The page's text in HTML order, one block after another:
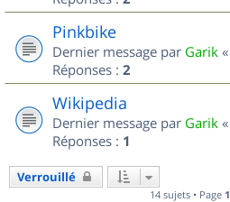
Pinkbike
Dernier message par Garik «
Réponses : 2
Wikipedia
Dernier message par Garik «
Réponses : 1
Verrouillé
14 sujets • Page 1